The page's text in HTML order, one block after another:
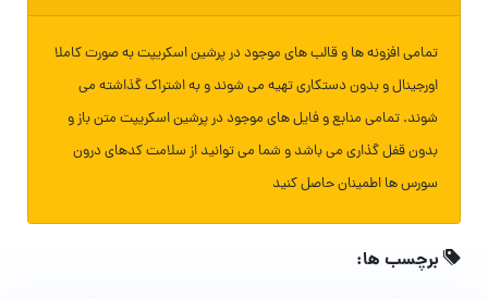
تمامی افزونه ها و قالب های موجود در پرشین اسکریپت به صورت کاملا
اورجینال و بدون دستکاری تهیه می شوند و به اشتراک گذاشته می
شوند. تمامی منابع و فایل های موجود در پرشین اسکریپت متن باز و
بدون قفل گذاری می باشد و شما می توانید از سلامت کدهای درون
سورس ها اطمینان حاصل کنید
برچسب ها: